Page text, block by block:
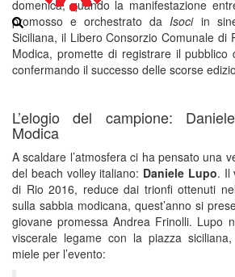
domenica, quando la manifestazione
promosso e orchestrato daIsociin
Siciliana, il Libero Consorzio Comunale di
Modica, promette di registrare il pubblico
confermando il successo delle scorse
L’elogio del campione:
Modica
A scaldare l’atmosfera ci ha pensato una
del beach volley italiano: Daniele Lupo. Il
di Rio 2016, reduce dai trionfi ottenuti
sulla sabbia modicana, quest’anno si
giovane promessa Andrea Frinolli. Lupo
viscerale legame con la piazza
miele per l’evento: